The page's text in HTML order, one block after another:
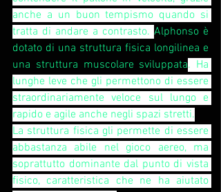
anche a un buon tempismo quando si
tratta di andare a contrasto. Alphonso è
dotato di una struttura fisica longilinea e
una struttura muscolare sviluppata. Ha
lunghe leve che gli permettono di essere
straordinariamente veloce sul lungo e
rapido e agile anche negli spazi stretti.
La struttura fisica gli permette di essere
abbastanza abile nel gioco aereo, ma
soprattutto dominante dal punto di vista
fisico, caratteristica che ne ha aiutato